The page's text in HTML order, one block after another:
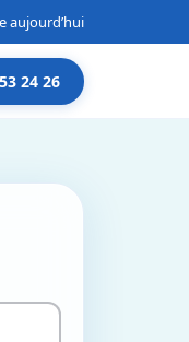
aujourd’hui
24 26